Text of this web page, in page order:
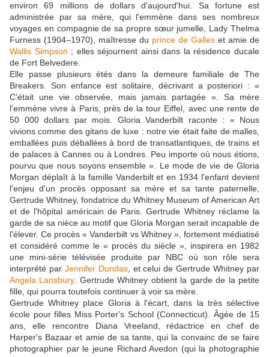
environ 69 millions de dollars d'aujourd'hui. Sa fortune est
administrée par sa mère, qui l'emmène dans ses nombreux
voyages en compagnie de sa propre sœur jumelle, Lady Thelma
Furness (1904–1970), maîtresse du prince de Galles et amie de
Wallis Simpson ; elles séjournent ainsi dans la résidence ducale
de Fort Belvedere.
Elle passe plusieurs étés dans la demeure familiale de The
Breakers. Son enfance est solitaire, décrivant a posteriori : «
C'était une vie observée, mais jamais partagée ». Sa mère
l'emmène vivre à Paris, près de la tour Eiffel, avec une rente de
50 000 dollars par mois. Gloria Vanderbilt raconte : « Nous
vivions comme des gitans de luxe : notre vie était faite de malles,
emballées puis déballées à bord de transatlantiques, de trains et
de palaces à Cannes ou à Londres. Peu importe où nous étions,
pourvu que nous soyons ensemble ». Le mode de vie de Gloria
Morgan déplaît à la famille Vanderbilt et en 1934 l'enfant devient
l'enjeu d'un procès opposant sa mère et sa tante paternelle,
Gertrude Whitney, fondatrice du Whitney Museum of American Art
et de l'hôpital américain de Paris. Gertrude Whitney réclame la
garde de sa nièce au motif que Gloria Morgan serait incapable de
l'élever. Ce procès « Vanderbilt vs Whitney », fortement médiatisé
et considéré comme le « procès du siècle », inspirera en 1982
une mini-série télévisée produite par NBC où son rôle sera
interprété par Jennifer Dundas, et celui de Gertrude Whitney par
Angela Lansbury. Gertrude Whitney obtient la garde de la petite
fille, qui pourra toutefois continuer à voir sa mère.
Gertrude Whitney place Gloria à l'écart, dans la très sélective
école pour filles Miss Porter's School (Connecticut). Âgée de 15
ans, elle rencontre Diana Vreeland, rédactrice en chef de
Harper's Bazaar et amie de sa tante, qui la convainc de se faire
photographier par le jeune Richard Avedon (qui la photographie